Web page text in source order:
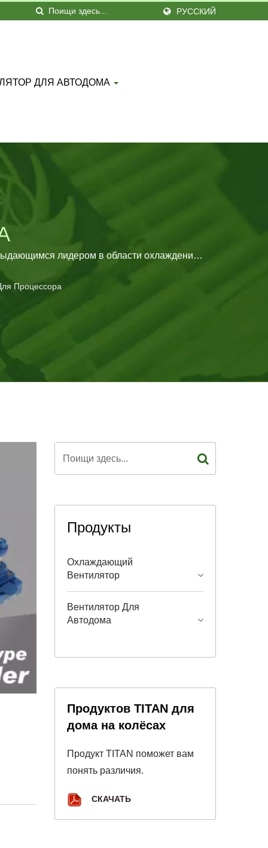
РУССКИЙ
ДЛЯ АВТОДОМА
лидером в области охлаждения
процессоре охлаждении.
Процессора
Продукты
Охлаждающий
Вентилятор
Вентилятор Для
Автодома
Продуктов TITAN для
дома на колёсах
Продукт TITAN поможет вам
понять различия.
СКАЧАТЬ